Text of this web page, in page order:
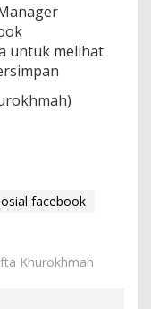
untuk melihat
facebook
Khurokhmah